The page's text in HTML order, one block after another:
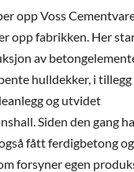
opp Voss
opp fabrikken. Her
av
hulldekker, i
og utvidet
Siden den gang
fått ferdigbetong
forsyner egen